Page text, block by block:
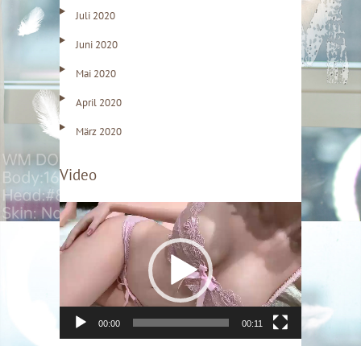
Juli 2020
Juni 2020
Mai 2020
April 2020
März 2020
Video
V
i
d
e
P
a
00:00 00:11